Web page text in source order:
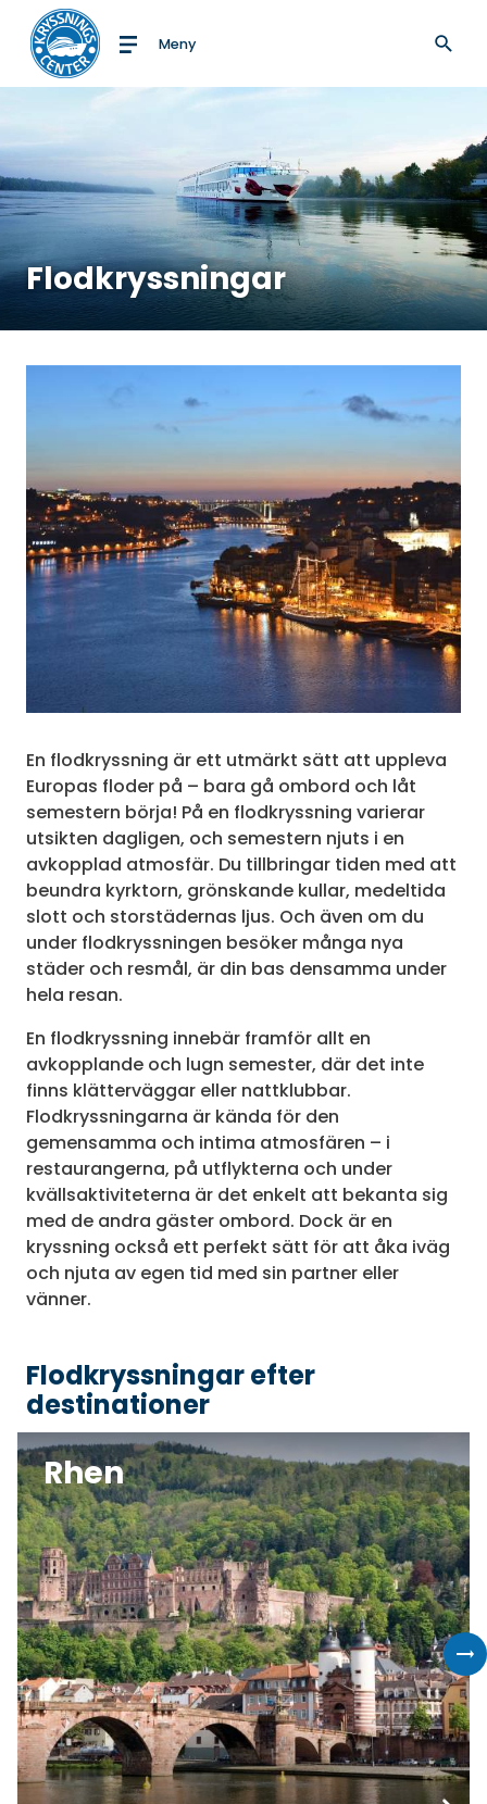
Till startsidan
Meny
Flodkryssningar
En flodkryssning är ett utmärkt sätt att uppleva
Europas floder på – bara gå ombord och låt
semestern börja! På en flodkryssning varierar
utsikten dagligen, och semestern njuts i en
avkopplad atmosfär. Du tillbringar tiden med att
beundra kyrktorn, grönskande kullar, medeltida
slott och storstädernas ljus. Och även om du
under flodkryssningen besöker många nya
städer och resmål, är din bas densamma under
hela resan.
En flodkryssning innebär framför allt en
avkopplande och lugn semester, där det inte
finns klätterväggar eller nattklubbar.
Flodkryssningarna är kända för den
gemensamma och intima atmosfären – i
restaurangerna, på utflykterna och under
kvällsaktiviteterna är det enkelt att bekanta sig
med de andra gäster ombord. Dock är en
kryssning också ett perfekt sätt för att åka iväg
och njuta av egen tid med sin partner eller
vänner.
Flodkryssningar efter
destinationer
Rhen